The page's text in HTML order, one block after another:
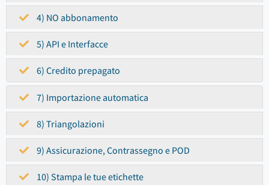
4) NO abbonamento
5) API e Interfacce
6) Credito prepagato
7) Importazione automatica
8) Triangolazioni
9) Assicurazione, Contrassegno e POD
10) Stampa le tue etichette